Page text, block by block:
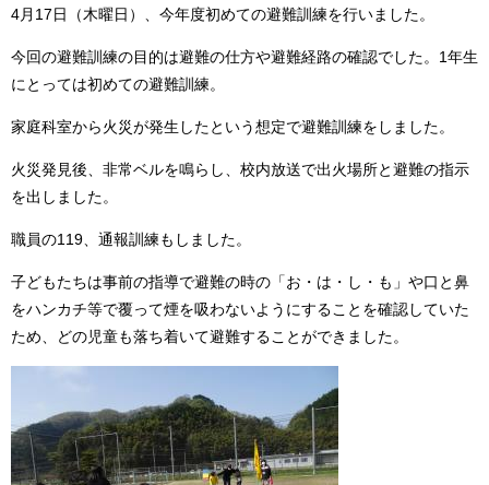
4月17日（木曜日）、今年度初めての避難訓練を行いました。
今回の避難訓練の目的は避難の仕方や避難経路の確認でした。1年生
にとっては初めての避難訓練。
家庭科室から火災が発生したという想定で避難訓練をしました。
火災発見後、非常ベルを鳴らし、校内放送で出火場所と避難の指示
を出しました。
職員の119、通報訓練もしました。
子どもたちは事前の指導で避難の時の「お・は・し・も」や口と鼻
をハンカチ等で覆って煙を吸わないようにすることを確認していた
ため、どの児童も落ち着いて避難することができました。